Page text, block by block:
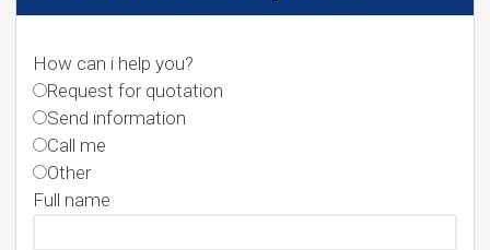
How can i help you?
Request for quotation
Send information
Call me
Other
Full name